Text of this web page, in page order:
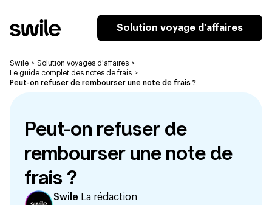
Solution voyage d'affaires
Swile > Solution voyages d'affaires >
Le guide complet des notes de frais >
Peut-on refuser de rembourser une note de frais ?
Peut-on refuser de
rembourser une note de
frais ?
Swile La rédaction